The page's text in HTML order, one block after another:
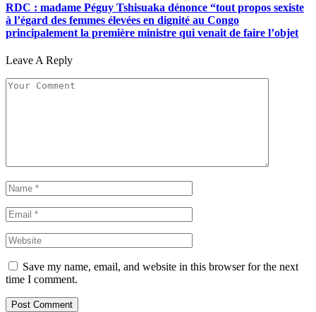
RDC : madame Péguy Tshisuaka dénonce “tout propos sexiste
à l’égard des femmes élevées en dignité au Congo
principalement la première ministre qui venait de faire l’objet
Leave A Reply
Save my name, email, and website in this browser for the next
time I comment.